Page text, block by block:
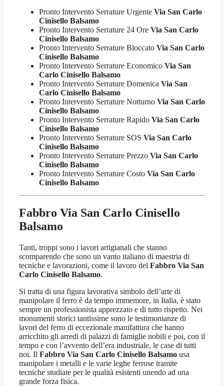
Pronto Intervento Serrature Urgente Via San Carlo
Cinisello Balsamo
Pronto Intervento Serrature 24 Ore Via San Carlo
Cinisello Balsamo
Pronto Intervento Serrature Bloccato Via San Carlo
Cinisello Balsamo
Pronto Intervento Serrature Economico Via San
Carlo Cinisello Balsamo
Pronto Intervento Serrature Domenica Via San
Carlo Cinisello Balsamo
Pronto Intervento Serrature Notturno Via San Carlo
Cinisello Balsamo
Pronto Intervento Serrature Rapido Via San Carlo
Cinisello Balsamo
Pronto Intervento Serrature SOS Via San Carlo
Cinisello Balsamo
Pronto Intervento Serrature Prezzo Via San Carlo
Cinisello Balsamo
Pronto Intervento Serrature Costo Via San Carlo
Cinisello Balsamo
Fabbro Via San Carlo Cinisello
Balsamo
Tanti, troppi sono i lavori artigianali che stanno
scomparendo che sono un vanto italiano di maestria di
tecniche e lavorazioni, come il lavoro del Fabbro Via San
Carlo Cinisello Balsamo.
Si tratta di una figura lavorativa simbolo dell’arte di
manipolare il ferro è da tempo immemore, in Italia, è stato
sempre un professionista apprezzato e di tutto rispetto. Nei
monumenti storici tantissime sono le testimonianze di
lavori del ferro di eccezionale manifattura che hanno
arricchito gli arredi di palazzi di famiglie nobili e poi, con il
tempo e con l’avvento dell’era industriale, le case di tutti
noi. Il Fabbro Via San Carlo Cinisello Balsamo usa
manipolare i metalli e le varie leghe ferrose tramite
tecniche studiate per le qualità esistenti unendo ad una
grande forza fisica.